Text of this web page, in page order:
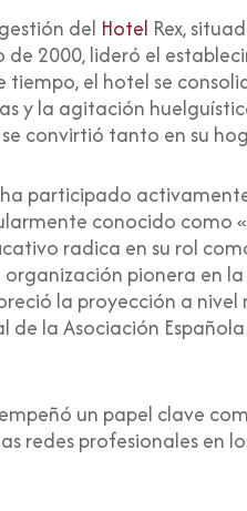
del Hotel Rex,
de 2000, lideró el
tiempo, el hotel se
y la agitación
convirtió tanto en su
participado
conocido como
radica en su rol
pionera en
la proyección a nivel
la Asociación
un papel clave
redes profesionales en